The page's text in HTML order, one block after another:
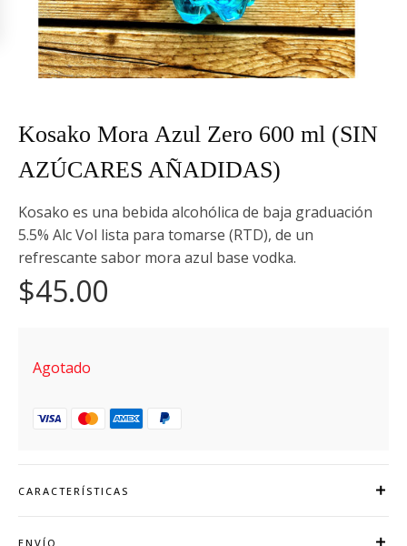
Kosako Mora Azul Zero 600 ml (SIN
AZÚCARES AÑADIDAS)
Kosako es una bebida alcohólica de baja graduación
5.5% Alc Vol lista para tomarse (RTD), de un
refrescante sabor mora azul base vodka.
$45.00
Agotado
CARACTERÍSTICAS
ENVÍO